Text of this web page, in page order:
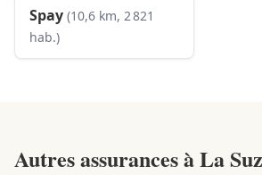
Spay (10,6 km, 2 821
hab.)
Autres assurances àLa